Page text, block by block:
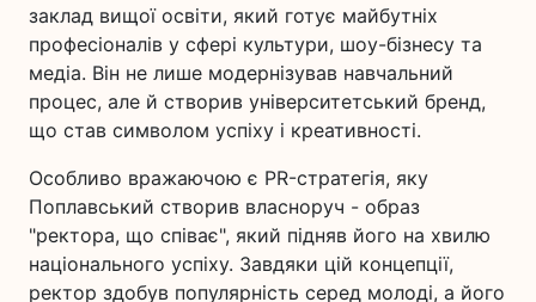
заклад вищої освіти, який готує майбутніх
професіоналів у сфері культури, шоу-бізнесу та
медіа. Він не лише модернізував навчальний
процес, але й створив університетський бренд,
що став символом успіху і креативності.
Особливо вражаючою є PR-стратегія, яку
Поплавський створив власноруч - образ
"ректора, що співає", який підняв його на хвилю
національного успіху. Завдяки цій концепції,
ректор здобув популярність серед молоді, а його